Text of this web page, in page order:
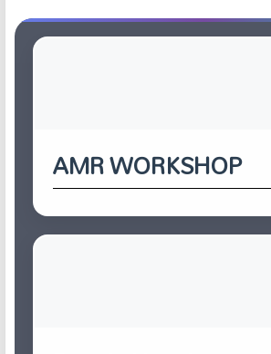
AMR WORKSHOP